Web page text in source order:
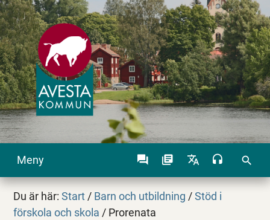
Meny search
Du är här:Start / Barn och utbildning / Stöd i
förskola och skola / Prorenata